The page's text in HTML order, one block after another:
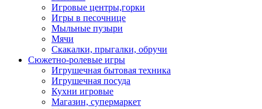
Игровые центры,горки
Игры в песочнице
Мыльные пузыри
Мячи
Скакалки, прыгалки, обручи
Сюжетно-ролевые игры
Игрушечная бытовая техника
Игрушечная посуда
Кухни игровые
Магазин, супермаркет